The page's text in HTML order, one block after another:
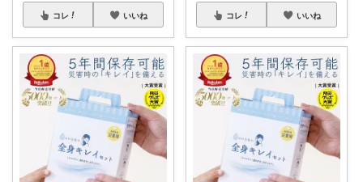
コレ いいね コレ いいね